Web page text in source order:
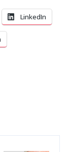
LinkedIn